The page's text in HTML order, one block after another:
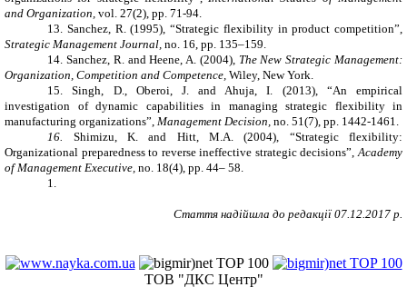
and Organization, vol. 27(2), pp. 71-94.
13. Sanchez, R. (1995), “Strategic flexibility in product competition”,
Strategic Management Journal, no. 16, pp. 135–159.
14. Sanchez, R. and Heene, A. (2004), The New Strategic Management:
Organization, Competition and Competence, Wiley, New York.
15.
Singh, D., Oberoi, J. and Ahuja, I. (2013), “An empirical
investigation of dynamic capabilities in managing strategic flexibility in
manufacturing organizations”, Management Decision, no. 51(7), pp. 1442-1461.
16.
Shimizu, K. and Hitt, M.A. (2004), “Strategic flexibility:
Organizational preparedness to reverse ineffective strategic decisions”, Academy
ofManagement Executive, no. 18(4), pp. 44– 58.
1.
Стаття надійшла до редакції 07 .12 .2017 р.
ТОВ "ДКС Центр"